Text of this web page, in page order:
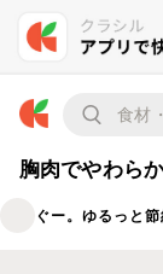
胸肉でやわら
ぐー。ゆるっと